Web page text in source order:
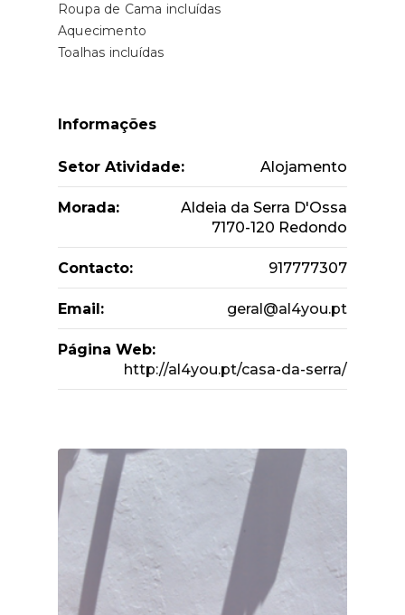
Roupa de Cama incluídas
Aquecimento
Toalhas incluídas
Informações
Setor Atividade: Alojamento
Morada:
Aldeia da Serra D'Ossa
7170-120 Redondo
Contacto: 917777307
Email: geral@al4you.pt
Página Web:
http://al4you.pt/casa-da-serra/